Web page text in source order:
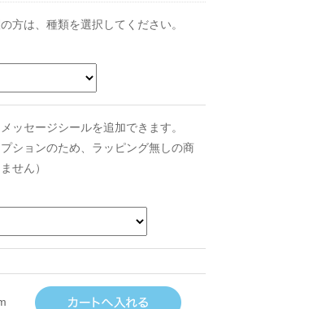
方は、種類を選択してください。
ッセージシールを追加できます。
プションのため、ラッピング無しの商
せん）